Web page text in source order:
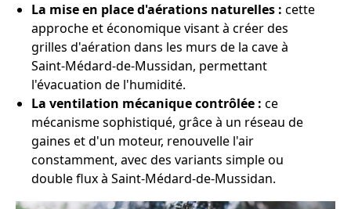
La mise en place d'aérations naturelles : cette
approche et économique visant à créer des
grilles d'aération dans les murs de la cave à
Saint-Médard-de-Mussidan, permettant
l'évacuation de l'humidité.
La ventilation mécanique contrôlée : ce
mécanisme sophistiqué, grâce à un réseau de
gaines et d'un moteur, renouvelle l'air
constamment, avec des variants simple ou
double flux à Saint-Médard-de-Mussidan.